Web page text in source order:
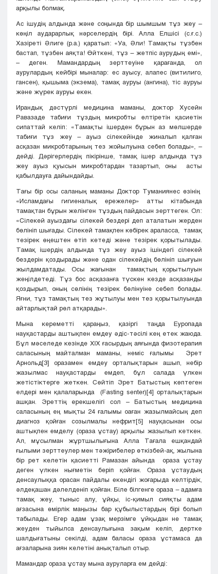
арқылы болмақ.
Ас ішудің алдында және соңында бір шымшым тұз жеу –
көңіл аударарлық нәрселердің бірі. Алла Елшісі (с.ғ.с.)
Хазіреті Әлиге (р.а.) қаратып: «Уа, Әли! Тамақты тұзбен
бастап, тұзбен аяқта! Өйткені, тұз – жетпіс аурудың емі»,
– деген. Мамандардың зерттеуіне қарағанда, ол
аурулардың кейбірі мыналар: ес ауысу, алапес (витилиго,
гансен), қышыма (экзема), тамақ ауруы (ангина), тіс ауруы
және жүрек ауруы екен.
Ирандық дәстүрлі медицина маманы, доктор Хусейн
Равазаде табиғи тұздың микробты өлтіретін қасиетін
сипаттай келіп: «Тамақты ішерден бұрын аз мөлшерде
табиғи тұз жеу – ауыз сілекейінде жиналып қалған
асқазан микробтарының тез жойылуына себеп болады», –
дейді. Дәрігерлердің пікірінше, тамақ ішер алдында тұз
жеу ауыз қуысын микробтардан тазартып, оны асты
қабылдауға дайындайды.
Тағы бір осы саланың маманы Доктор Туманиянес өзінің
«Исламдағы гигиеналық ережелер» атты кітабында
тамақтан бұрын желінген тұздың пайдасын зерттеген. Ол:
«Сілекей ауыздағы сілекей бездері деп аталатын жерден
бөлініп шығады. Сілекей тамақпен көбірек араласса, тамақ
тезірек өңештен өтіп кетеді және тезірек қорытылады.
Тамақ ішердің алдында тұз жеу ауыз ішіндегі сілекей
бездерін қоздырады және одан сілекейдің бөлініп шығуын
жылдамдатады. Осы жағынан тамақтың қорытылуын
жеңілдетеді. Тұз бос асқазанға түскен кезде асқазанды
қоздырып, оның сөлінің тезірек бөлінуіне себеп болады.
Яғни, тұз тамақтың тез жұтылуы мен тез қорытылуында
айтарлықтай рөл атқарады».
Мына кереметті қараңыз, қазіргі таңда Еуропада
науқастарды аштықпен емдеу әдіс-тәсілі кең етек жаюда.
Бұл мәселеде кезінде XIX ғасырдың аяғында физотерапия
саласының майталман маманы, неміс ғалымы Эрет
Арнольд[3] оразамен емдеу орталықтарын ашып, небір
жазылмас науқастарды емдеп, бұл салада үлкен
жетістіктерге жеткен. Сөйтіп Эрет Батыстың көптеген
елдері мен қалаларында (Fasting senter)[4] орталықтарын
ашқан. Эреттің ерекшелігі сол – Батыстың медицина
саласының ең мықты 24 ғалымы оаған жазылмайсың деп
диагноз қойған созылмалы нефрит[5] науқасынан осы
аштықпен емделу (ораза ұстау) арқылы жазылып кеткен.
Ал, мұсылман жұртшылығына Алла Тағала ешқандай
ғылыми зерттеулер мен тәжірибелер өткізбей-ақ, жылына
бір рет келетін қасиетті Рамазан айында ораза ұстау
деген үлкен нығметін беріп қойған. Ораза ұстаудың
денсаулыққа орасан пайдалы екендігі жоғарыда келтірдік,
әлдеқашан дәлелденіп қойған. Біле білгенге ораза – адамға
тамақ жеу, тыныс алу, ұйқы, іс-қимыл сияқты адам
ағзасына өмірлік маңызы бар құбылыстардың бірі болып
табылады. Егер адам ұзақ мерзімге ұйқыдан не тамақ
жеуден тыйылса денсаулығына зақым келіп, дертке
шалдығатыны секілді, адам баласы ораза ұстамаса да
ағзаларына зиян келетіні анықталып отыр.
Мамандар ораза ұстау мына ауруларға ем дейді: